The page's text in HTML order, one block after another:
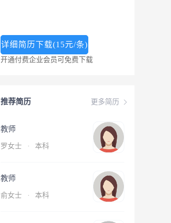
详细简历下载(15元/条)
开通付费企业会员可免费下载
更多简历
推荐简历
教师
罗女士 · 本科
教师
俞女士 · 本科